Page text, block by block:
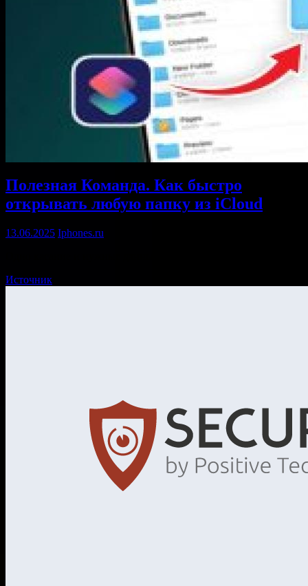
Полезная Команда. Как быстро
открывать любую папку из iCloud
13.06.2025 Iphones.ru
Источник